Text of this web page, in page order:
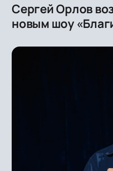
Сергей Орлов
новым шоу